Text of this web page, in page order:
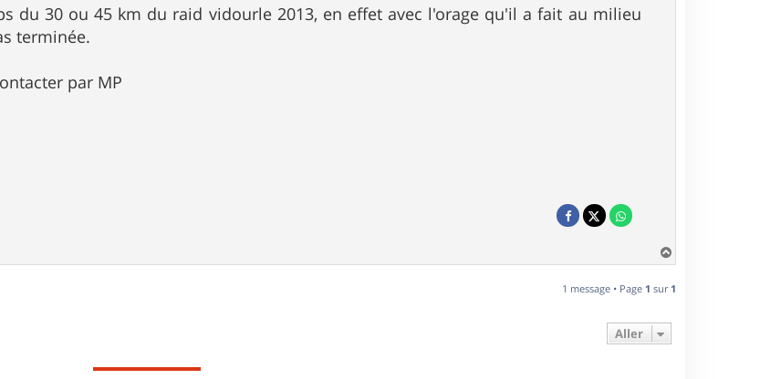
du 30 ou 45 km du raid vidourle 2013, en effet avec l'orage qu'il a fait au milieu
terminée.
par MP
a
t
1 message • Page 1 sur 1
Aller